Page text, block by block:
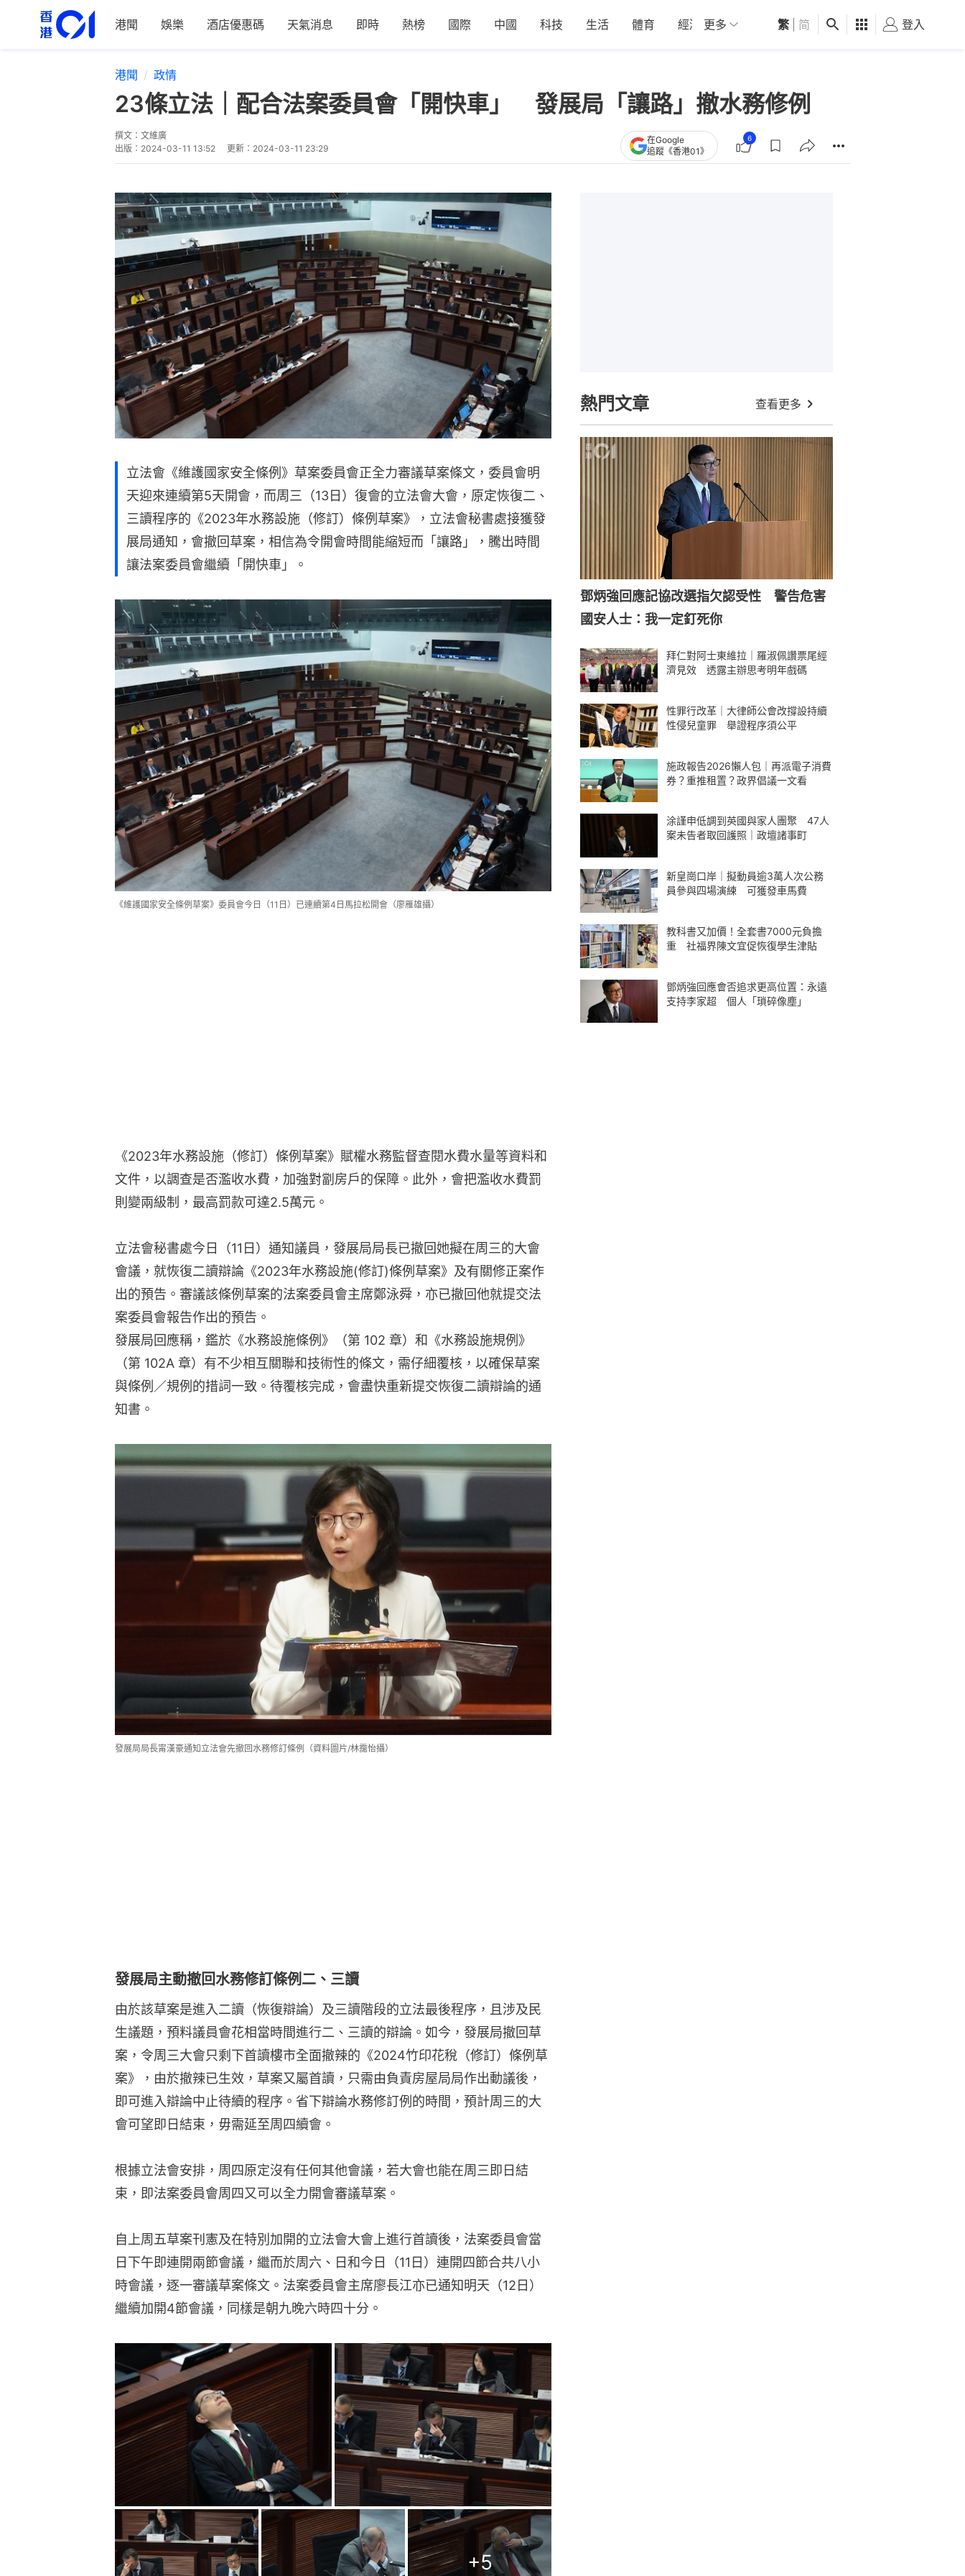
港聞 娛樂 酒店優惠碼 天氣消息 即時 熱榜 國際 中國 科技 生活 體育 經濟 01深圳 觀點 健康 好食玩飛
更多 繁 简 登入
港聞 政情
23條立法｜配合法案委員會「開快車」 發展局「讓路」撤水務修例
撰文： 文維廣
出版： 2024-03-11 13:52 更新： 2024-03-11 23:29
在Google
追蹤《香港01》
6
立法會《維護國家安全條例》草案委員會正全力審議草案條文，委員會明
天迎來連續第5天開會，而周三（13日）復會的立法會大會，原定恢復二、
三讀程序的《2023年水務設施（修訂）條例草案》，立法會秘書處接獲發
展局通知，會撤回草案，相信為令開會時間能縮短而「讓路」，騰出時間
讓法案委員會繼續「開快車」。
《維護國家安全條例草案》委員會今日（11日）已連續第4日馬拉松開會（廖雁雄攝）
《2023年水務設施（修訂）條例草案》賦權水務監督查閱水費水量等資料和
文件，以調查是否濫收水費，加強對劏房戶的保障。此外，會把濫收水費罰
則變兩級制，最高罰款可達2.5萬元。
立法會秘書處今日（11日）通知議員，發展局局長已撤回她擬在周三的大會
會議，就恢復二讀辯論《2023年水務設施(修訂)條例草案》及有關修正案作
出的預告。審議該條例草案的法案委員會主席鄭泳舜，亦已撤回他就提交法
案委員會報告作出的預告。
發展局回應稱，鑑於《水務設施條例》（第 102 章）和《水務設施規例》
（第 102A 章）有不少相互關聯和技術性的條文，需仔細覆核，以確保草案
與條例／規例的措詞一致。待覆核完成，會盡快重新提交恢復二讀辯論的通
知書。
發展局局長甯漢豪通知立法會先撤回水務修訂條例（資料圖片/林靄怡攝）
發展局主動撤回水務修訂條例二、三讀
由於該草案是進入二讀（恢復辯論）及三讀階段的立法最後程序，且涉及民
生議題，預料議員會花相當時間進行二、三讀的辯論。如今，發展局撤回草
案，令周三大會只剩下首讀樓市全面撤辣的《2024竹印花稅（修訂）條例草
案》，由於撤辣已生效，草案又屬首讀，只需由負責房屋局局作出動議後，
即可進入辯論中止待續的程序。省下辯論水務修訂例的時間，預計周三的大
會可望即日結束，毋需延至周四續會。
根據立法會安排，周四原定沒有任何其他會議，若大會也能在周三即日結
束，即法案委員會周四又可以全力開會審議草案。
自上周五草案刊憲及在特別加開的立法會大會上進行首讀後，法案委員會當
日下午即連開兩節會議，繼而於周六、日和今日（11日）連開四節合共八小
時會議，逐一審議草案條文。法案委員會主席廖長江亦已通知明天（12日）
繼續加開4節會議，同樣是朝九晚六時四十分。
+5
熱門文章 查看更多
鄧炳強回應記協改選指欠認受性 警告危害
國安人士：我一定釘死你
拜仁對阿士東維拉｜羅淑佩讚票尾經
濟見效 透露主辦思考明年戲碼
性罪行改革｜大律師公會改撐設持續
性侵兒童罪 舉證程序須公平
施政報告2026懶人包｜再派電子消費
券？重推租置？政界倡議一文看
涂謹申低調到英國與家人團聚 47人
案未告者取回護照｜政壇諸事町
新皇崗口岸｜擬動員逾3萬人次公務
員參與四場演練 可獲發車馬費
教科書又加價！全套書7000元負擔
重 社福界陳文宜促恢復學生津貼
鄧炳強回應會否追求更高位置：永遠
支持李家超 個人「瑣碎像塵」